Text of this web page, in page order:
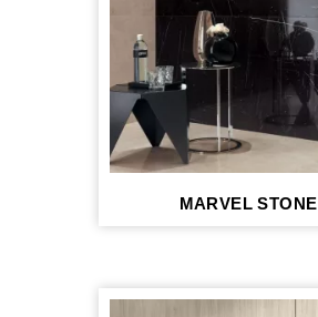
MARVEL STONE